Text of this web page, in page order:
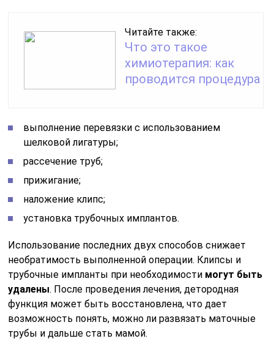
Читайте также:
Что это такое
химиотерапия: как
проводится процедура
выполнение перевязки с использованием
шелковой лигатуры;
рассечение труб;
прижигание;
наложение клипс;
установка трубочных имплантов.
Использование последних двух способов снижает
необратимость выполненной операции. Клипсы и
трубочные импланты при необходимости могут быть
удалены. После проведения лечения, детородная
функция может быть восстановлена, что дает
возможность понять, можно ли развязать маточные
трубы и дальше стать мамой.